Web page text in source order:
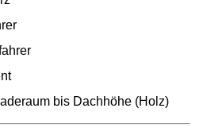
bis Dachhöhe (Holz)